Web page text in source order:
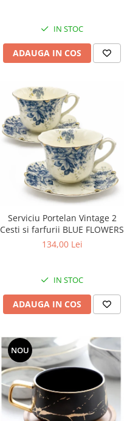
IN STOC
ADAUGA IN COS
Serviciu Portelan Vintage 2
Cesti si farfurii BLUE FLOWERS
134,00 Lei
IN STOC
ADAUGA IN COS
NOU